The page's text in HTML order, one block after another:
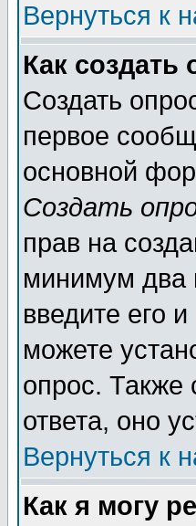
Вернуться к
Как создать
Создать
первое
основной
Создать
прав на
минимум два
введите его
можете
опрос. Также
ответа, оно
Вернуться к
Как я могу